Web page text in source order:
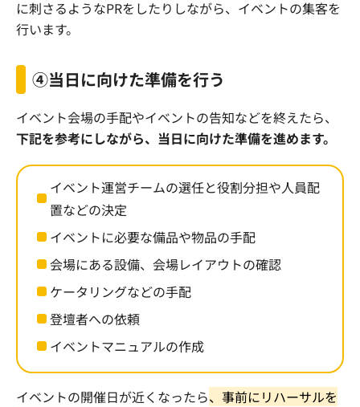
に刺さるようなPRをしたりしながら、イベントの集客を
行います。
④当日に向けた準備を行う
イベント会場の手配やイベントの告知などを終えたら、
下記を参考にしながら、当日に向けた準備を進めます。
イベント運営チームの選任と役割分担や人員配
置などの決定
イベントに必要な備品や物品の手配
会場にある設備、会場レイアウトの確認
ケータリングなどの手配
登壇者への依頼
イベントマニュアルの作成
イベントの開催日が近くなったら、事前にリハーサルを